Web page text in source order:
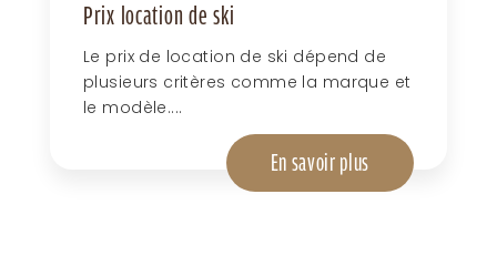
Prix location de ski
Le prix de location de ski dépend de
plusieurs critères comme la marque et
le modèle....
En savoir plus